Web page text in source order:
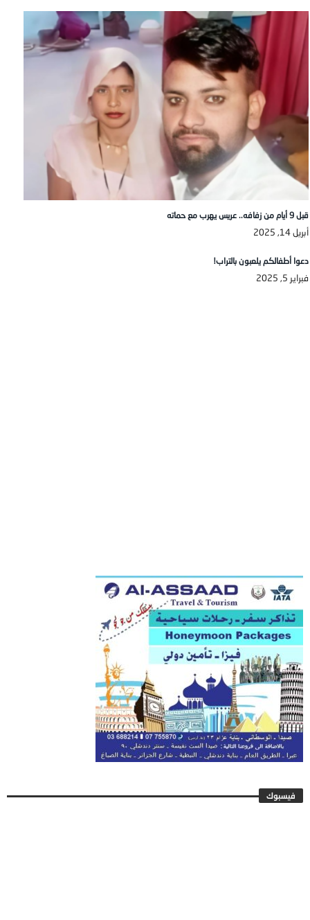
قبل 9 أيام من زفافه.. عريس يهرب مع حماته
أبريل 14, 2025
دعوا أطفالكم يلعبون بالتراب!
فبراير 5, 2025
فيسبوك